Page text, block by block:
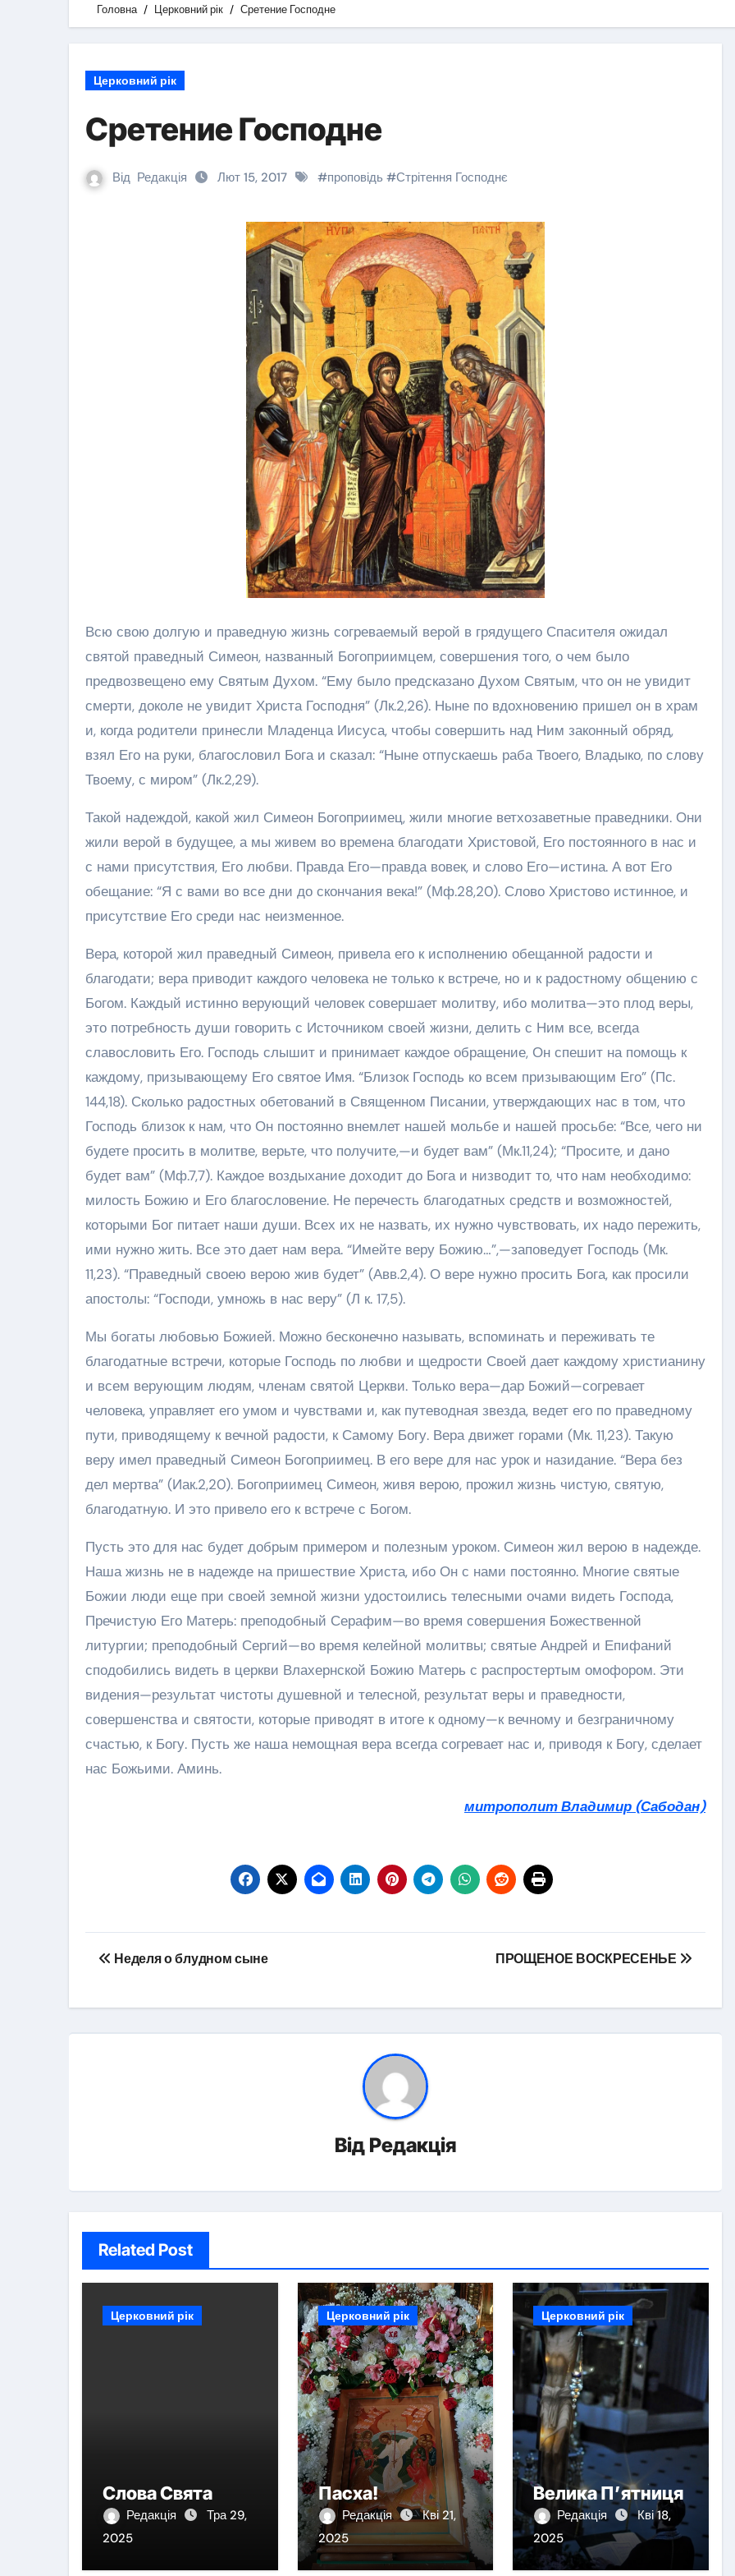
Головна Церковний рік Сретение Господне
Церковний рік
Сретение Господне
Від Редакція Лют 15, 2017 #проповідь #Стрітення Господнє
Всю свою долгую и праведную жизнь согреваемый верой в грядущего Спасителя ожидал
святой праведный Симеон, названный Богоприимцем, совершения того, о чем было
предвозвещено ему Святым Духом. “Ему было предсказано Духом Святым, что он не увидит
смерти, доколе не увидит Христа Господня” (Лк.2,26). Ныне по вдохновению пришел он в храм
и, когда родители принесли Младенца Иисуса, чтобы совершить над Ним законный обряд,
взял Его на руки, благословил Бога и сказал: “Ныне отпускаешь раба Твоего, Владыко, по слову
Твоему, с миром” (Лк.2,29).
Такой надеждой, какой жил Симеон Богоприимец, жили многие ветхозаветные праведники. Они
жили верой в будущее, а мы живем во времена благодати Христовой, Его постоянного в нас и
с нами присутствия, Его любви. Правда Его—правда вовек, и слово Его—истина. А вот Его
обещание: “Я с вами во все дни до скончания века!” (Мф.28,20). Слово Христово истинное, и
присутствие Его среди нас неизменное.
Вера, которой жил праведный Симеон, привела его к исполнению обещанной радости и
благодати; вера приводит каждого человека не только к встрече, но и к радостному общению с
Богом. Каждый истинно верующий человек совершает молитву, ибо молитва—это плод веры,
это потребность души говорить с Источником своей жизни, делить с Ним все, всегда
славословить Его. Господь слышит и принимает каждое обращение, Он спешит на помощь к
каждому, призывающему Его святое Имя. “Близок Господь ко всем призывающим Его” (Пс.
144,18). Сколько радостных обетований в Священном Писании, утверждающих нас в том, что
Господь близок к нам, что Он постоянно внемлет нашей мольбе и нашей просьбе: “Все, чего ни
будете просить в молитве, верьте, что получите,—и будет вам” (Мк.11,24); “Просите, и дано
будет вам” (Мф.7,7). Каждое воздыхание доходит до Бога и низводит то, что нам необходимо:
милость Божию и Его благословение. Не перечесть благодатных средств и возможностей,
которыми Бог питает наши души. Всех их не назвать, их нужно чувствовать, их надо пережить,
ими нужно жить. Все это дает нам вера. “Имейте веру Божию…”,—заповедует Господь (Мк.
11,23). “Праведный своею верою жив будет” (Авв.2,4). О вере нужно просить Бога, как просили
апостолы: “Господи, умножь в нас веру” (Л к. 17,5).
Мы богаты любовью Божией. Можно бесконечно называть, вспоминать и переживать те
благодатные встречи, которые Господь по любви и щедрости Своей дает каждому христианину
и всем верующим людям, членам святой Церкви. Только вера—дар Божий—согревает
человека, управляет его умом и чувствами и, как путеводная звезда, ведет его по праведному
пути, приводящему к вечной радости, к Самому Богу. Вера движет горами (Мк. 11,23). Такую
веру имел праведный Симеон Богоприимец. В его вере для нас урок и назидание. “Вера без
дел мертва” (Иак.2,20). Богоприимец Симеон, живя верою, прожил жизнь чистую, святую,
благодатную. И это привело его к встрече с Богом.
Пусть это для нас будет добрым примером и полезным уроком. Симеон жил верою в надежде.
Наша жизнь не в надежде на пришествие Христа, ибо Он с нами постоянно. Многие святые
Божии люди еще при своей земной жизни удостоились телесными очами видеть Господа,
Пречистую Его Матерь: преподобный Серафим—во время совершения Божественной
литургии; преподобный Сергий—во время келейной молитвы; святые Андрей и Епифаний
сподобились видеть в церкви Влахернской Божию Матерь с распростертым омофором. Эти
видения—результат чистоты душевной и телесной, результат веры и праведности,
совершенства и святости, которые приводят в итоге к одному—к вечному и безграничному
счастью, к Богу. Пусть же наша немощная вера всегда согревает нас и, приводя к Богу, сделает
нас Божьими. Аминь.
митрополит Владимир (Сабодан)
Навігація
Неделя о блудном сыне ПРОЩЕНОЕ ВОСКРЕСЕНЬЕ
Від Редакція
Related Post
Церковний рік
Слова Свята
Редакція
Тра 29,
2025
Церковний рік
Пасха!
Редакція
Кві 21,
2025
Церковний рік
Велика П’ятниця
Редакція
Кві 18,
2025